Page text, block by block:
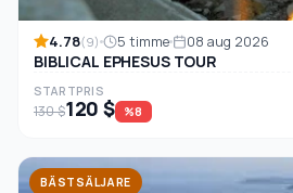
4.78(9) 5 timme 08 aug 2026
BIBLICAL EPHESUS TOUR
STARTPRIS
130 $120 $ %8
BÄSTSÄLJARE